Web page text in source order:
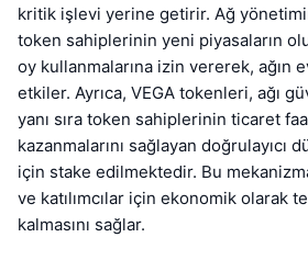
kritik işlevi yerine getirir. Ağ
token sahiplerinin yeni piyasaların
oy kullanmalarına izin vererek, ağın
etkiler. Ayrıca, VEGA tokenleri, ağı
yanı sıra token sahiplerinin ticaret
kazanmalarını sağlayan doğrulayıcı
için stake edilmektedir. Bu
ve katılımcılar için ekonomik olarak
kalmasını sağlar.